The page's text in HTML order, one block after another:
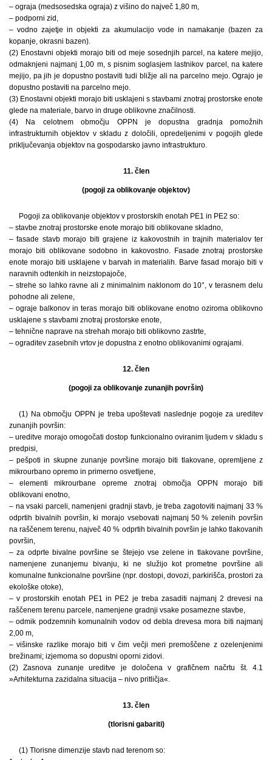
– ograja (medsosedska ograja) z višino do največ 1,80 m,
– podporni zid,
– vodno zajetje in objekti za akumulacijo vode in namakanje (bazen za
kopanje, okrasni bazen).
(2) Enostavni objekti morajo biti od meje sosednjih parcel, na katere mejijo,
odmaknjeni najmanj 1,00 m, s pisnim soglasjem lastnikov parcel, na katere
mejijo, pa jih je dopustno postaviti tudi bližje ali na parcelno mejo. Ograjo je
dopustno postaviti na parcelno mejo.
(3) Enostavni objekti morajo biti usklajeni s stavbami znotraj prostorske enote
glede na materiale, barvo in druge oblikovne značilnosti.
(4) Na celotnem območju OPPN je dopustna gradnja pomožnih
infrastrukturnih objektov v skladu z določili, opredeljenimi v pogojih glede
priključevanja objektov na gospodarsko javno infrastrukturo.
11. člen
(pogoji za oblikovanje objektov)
Pogoji za oblikovanje objektov v prostorskih enotah PE1 in PE2 so:
– stavbe znotraj prostorske enote morajo biti oblikovane skladno,
– fasade stavb morajo biti grajene iz kakovostnih in trajnih materialov ter
morajo biti oblikovane sodobno in kakovostno. Fasade znotraj prostorske
enote morajo biti usklajene v barvah in materialih. Barve fasad morajo biti v
naravnih odtenkih in neizstopajoče,
– strehe so lahko ravne ali z minimalnim naklonom do 10°, v terasnem delu
pohodne ali zelene,
– ograje balkonov in teras morajo biti oblikovane enotno oziroma oblikovno
usklajene s stavbami znotraj prostorske enote,
– tehnične naprave na strehah morajo biti oblikovno zastrte,
– ograditev zasebnih vrtov je dopustna z enotno oblikovanimi ograjami.
12. člen
(pogoji za oblikovanje zunanjih površin)
(1) Na območju OPPN je treba upoštevati naslednje pogoje za ureditev
zunanjih površin:
– ureditve morajo omogočati dostop funkcionalno oviranim ljudem v skladu s
predpisi,
– pešpoti in skupne zunanje površine morajo biti tlakovane, opremljene z
mikrourbano opremo in primerno osvetljene,
– elementi mikrourbane opreme znotraj območja OPPN morajo biti
oblikovani enotno,
– na vsaki parceli, namenjeni gradnji stavb, je treba zagotoviti najmanj 33 %
odprtih bivalnih površin, ki morajo vsebovati najmanj 50 % zelenih površin
na raščenem terenu, največ 40 % odprtih bivalnih površin je lahko tlakovanih
površin,
– za odprte bivalne površine se štejejo vse zelene in tlakovane površine,
namenjene zunanjemu bivanju, ki ne služijo kot prometne površine ali
komunalne funkcionalne površine (npr. dostopi, dovozi, parkirišča, prostori za
ekološke otoke),
– v prostorskih enotah PE1 in PE2 je treba zasaditi najmanj 2 drevesi na
raščenem terenu parcele, namenjene gradnji vsake posamezne stavbe,
– odmik podzemnih komunalnih vodov od debla drevesa mora biti najmanj
2,00 m,
– višinske razlike morajo biti v čim večji meri premoščene z ozelenjenimi
brežinami; izjemoma so dopustni oporni zidovi.
(2) Zasnova zunanje ureditve je določena v grafičnem načrtu št. 4.1
»Arhitekturna zazidalna situacija – nivo pritličja«.
13. člen
(tlorisni gabariti)
(1) Tlorisne dimenzije stavb nad terenom so: